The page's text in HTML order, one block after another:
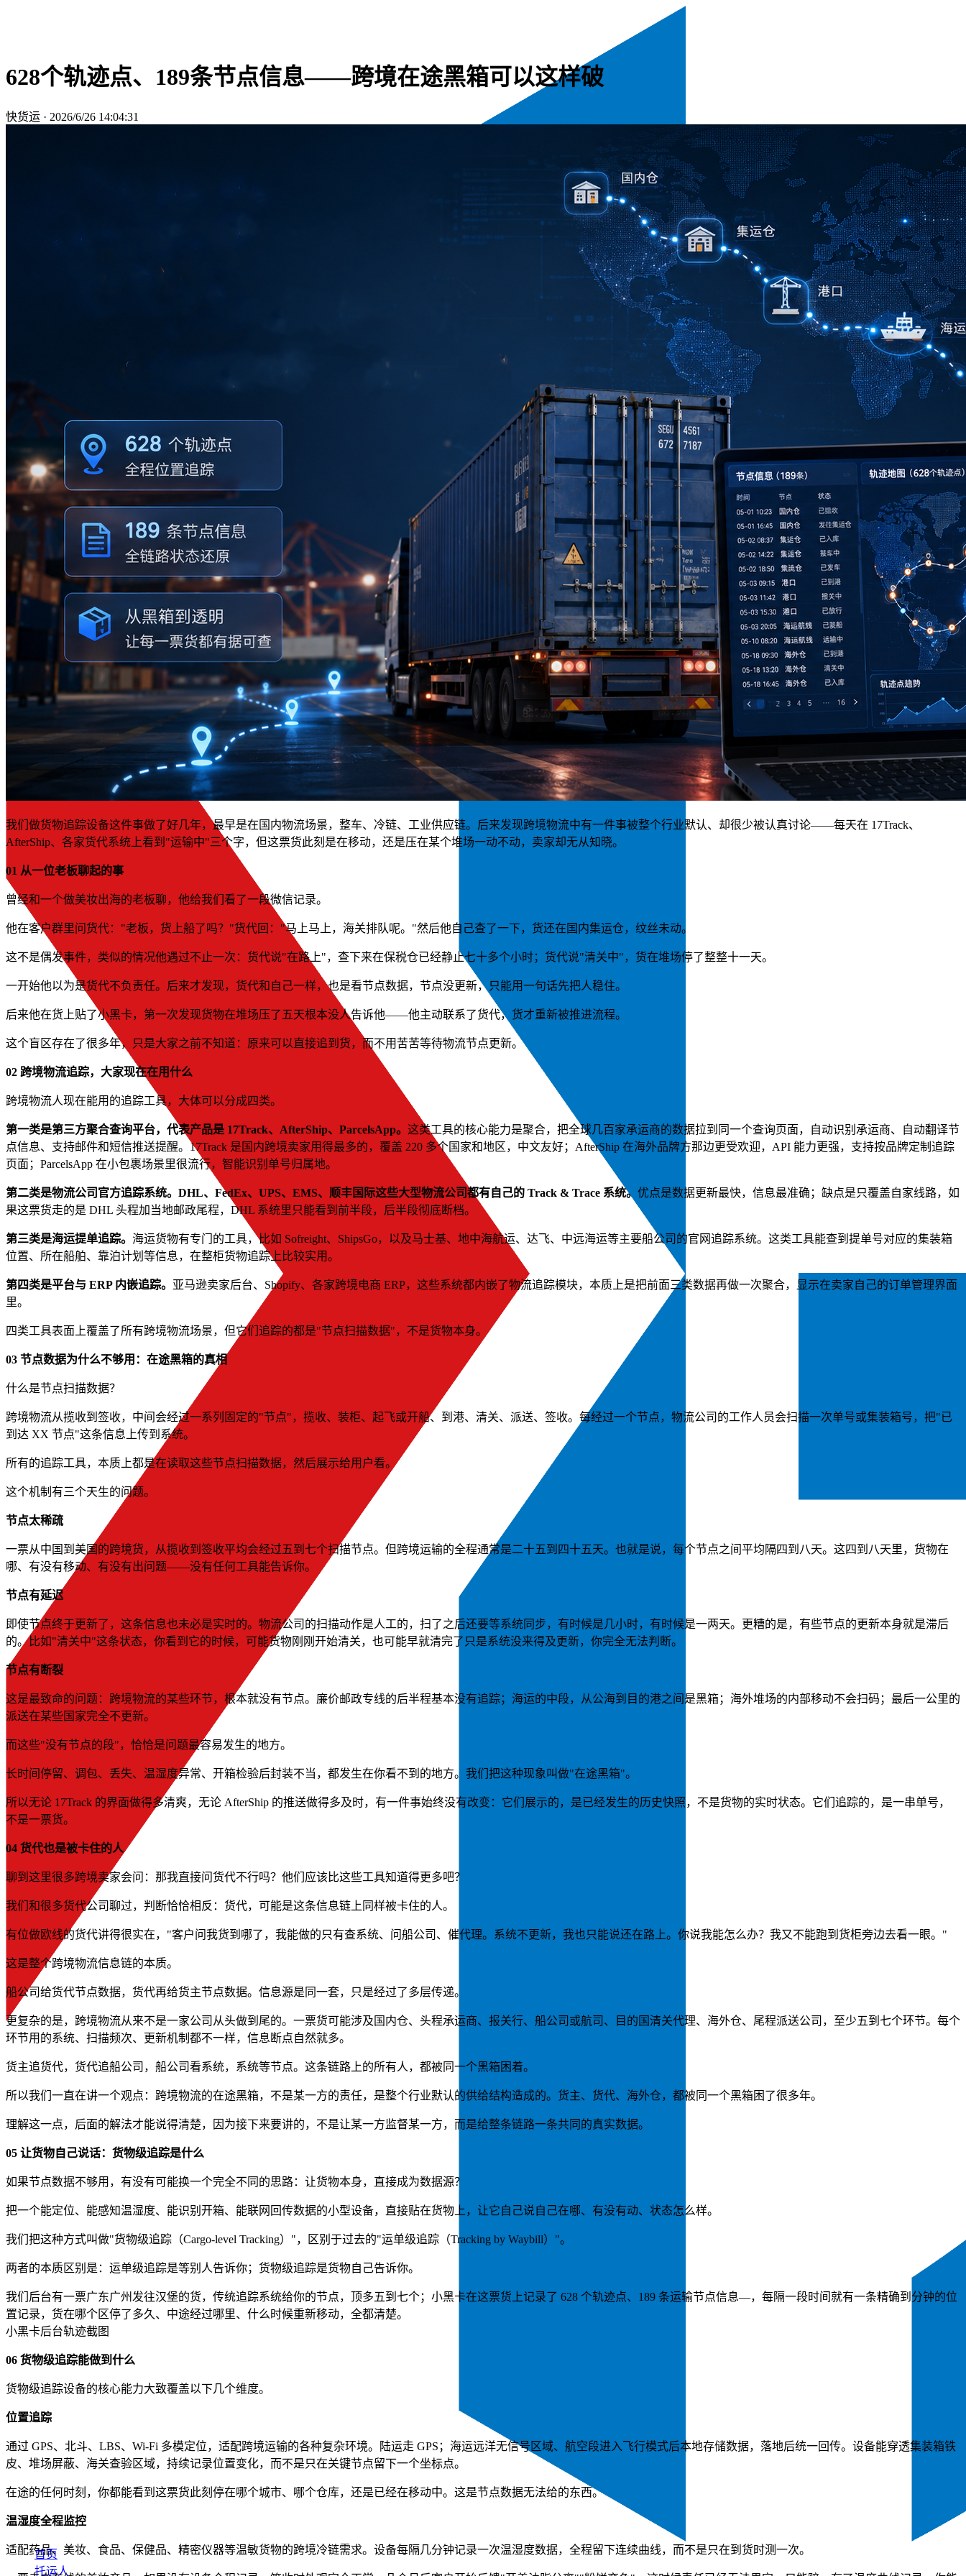
首页
托运人
628个轨迹点、189条节点信息——跨境在途黑箱可以这样破
快货运 · 2026/6/26 14:04:31
我们做货物追踪设备这件事做了好几年，最早是在国内物流场景，整车、冷链、工业供应链。后来发现跨境物流中有一件事被整个行业默认、却很少被认真讨论——每天在 17Track、
AfterShip、各家货代系统上看到"运输中"三个字，但这票货此刻是在移动，还是压在某个堆场一动不动，卖家却无从知晓。
01 从一位老板聊起的事
曾经和一个做美妆出海的老板聊，他给我们看了一段微信记录。
他在客户群里问货代："老板，货上船了吗？"货代回："马上马上，海关排队呢。"然后他自己查了一下，货还在国内集运仓，纹丝未动。
这不是偶发事件，类似的情况他遇过不止一次：货代说"在路上"，查下来在保税仓已经静止七十多个小时；货代说"清关中"，货在堆场停了整整十一天。
一开始他以为是货代不负责任。后来才发现，货代和自己一样，也是看节点数据，节点没更新，只能用一句话先把人稳住。
后来他在货上贴了小黑卡，第一次发现货物在堆场压了五天根本没人告诉他——他主动联系了货代，货才重新被推进流程。
这个盲区存在了很多年，只是大家之前不知道：原来可以直接追到货，而不用苦苦等待物流节点更新。
02 跨境物流追踪，大家现在在用什么
跨境物流人现在能用的追踪工具，大体可以分成四类。
第一类是第三方聚合查询平台，代表产品是 17Track、AfterShip、ParcelsApp。 这类工具的核心能力是聚合，把全球几百家承运商的数据拉到同一个查询页面，自动识别承运商、自动翻译节
点信息、支持邮件和短信推送提醒。17Track 是国内跨境卖家用得最多的，覆盖 220 多个国家和地区，中文友好；AfterShip 在海外品牌方那边更受欢迎，API 能力更强，支持按品牌定制追踪
页面；ParcelsApp 在小包裹场景里很流行，智能识别单号归属地。
第二类是物流公司官方追踪系统。DHL、FedEx、UPS、EMS、顺丰国际这些大型物流公司都有自己的 Track & Trace 系统。 优点是数据更新最快，信息最准确；缺点是只覆盖自家线路，如
果这票货走的是 DHL 头程加当地邮政尾程，DHL 系统里只能看到前半段，后半段彻底断档。
第三类是海运提单追踪。 海运货物有专门的工具，比如 Sofreight、ShipsGo，以及马士基、地中海航运、达飞、中远海运等主要船公司的官网追踪系统。这类工具能查到提单号对应的集装箱
位置、所在船舶、靠泊计划等信息，在整柜货物追踪上比较实用。
第四类是平台与 ERP 内嵌追踪。 亚马逊卖家后台、Shopify、各家跨境电商 ERP，这些系统都内嵌了物流追踪模块，本质上是把前面三类数据再做一次聚合，显示在卖家自己的订单管理界面
里。
四类工具表面上覆盖了所有跨境物流场景，但它们追踪的都是"节点扫描数据"，不是货物本身。
03 节点数据为什么不够用：在途黑箱的真相
什么是节点扫描数据？
跨境物流从揽收到签收，中间会经过一系列固定的"节点"，揽收、装柜、起飞或开船、到港、清关、派送、签收。每经过一个节点，物流公司的工作人员会扫描一次单号或集装箱号，把"已
到达 XX 节点"这条信息上传到系统。
所有的追踪工具，本质上都是在读取这些节点扫描数据，然后展示给用户看。
这个机制有三个天生的问题。
节点太稀疏
一票从中国到美国的跨境货，从揽收到签收平均会经过五到七个扫描节点。但跨境运输的全程通常是二十五到四十五天。也就是说，每个节点之间平均隔四到八天。这四到八天里，货物在
哪、有没有移动、有没有出问题——没有任何工具能告诉你。
节点有延迟
即使节点终于更新了，这条信息也未必是实时的。物流公司的扫描动作是人工的，扫了之后还要等系统同步，有时候是几小时，有时候是一两天。更糟的是，有些节点的更新本身就是滞后
的。比如"清关中"这条状态，你看到它的时候，可能货物刚刚开始清关，也可能早就清完了只是系统没来得及更新，你完全无法判断。
节点有断裂
这是最致命的问题：跨境物流的某些环节，根本就没有节点。廉价邮政专线的后半程基本没有追踪；海运的中段，从公海到目的港之间是黑箱；海外堆场的内部移动不会扫码；最后一公里的
派送在某些国家完全不更新。
而这些"没有节点的段"，恰恰是问题最容易发生的地方。
长时间停留、调包、丢失、温湿度异常、开箱检验后封装不当，都发生在你看不到的地方。我们把这种现象叫做"在途黑箱"。
所以无论 17Track 的界面做得多清爽，无论 AfterShip 的推送做得多及时，有一件事始终没有改变：它们展示的，是已经发生的历史快照，不是货物的实时状态。它们追踪的，是一串单号，
不是一票货。
04 货代也是被卡住的人
聊到这里很多跨境卖家会问：那我直接问货代不行吗？他们应该比这些工具知道得更多吧？
我们和很多货代公司聊过，判断恰恰相反：货代，可能是这条信息链上同样被卡住的人。
有位做欧线的货代讲得很实在，"客户问我货到哪了，我能做的只有查系统、问船公司、催代理。系统不更新，我也只能说还在路上。你说我能怎么办？我又不能跑到货柜旁边去看一眼。"
这是整个跨境物流信息链的本质。
船公司给货代节点数据，货代再给货主节点数据。信息源是同一套，只是经过了多层传递。
更复杂的是，跨境物流从来不是一家公司从头做到尾的。一票货可能涉及国内仓、头程承运商、报关行、船公司或航司、目的国清关代理、海外仓、尾程派送公司，至少五到七个环节。每个
环节用的系统、扫描频次、更新机制都不一样，信息断点自然就多。
货主追货代，货代追船公司，船公司看系统，系统等节点。这条链路上的所有人，都被同一个黑箱困着。
所以我们一直在讲一个观点：跨境物流的在途黑箱，不是某一方的责任，是整个行业默认的供给结构造成的。货主、货代、海外仓，都被同一个黑箱困了很多年。
理解这一点，后面的解法才能说得清楚，因为接下来要讲的，不是让某一方监督某一方，而是给整条链路一条共同的真实数据。
05 让货物自己说话：货物级追踪是什么
如果节点数据不够用，有没有可能换一个完全不同的思路：让货物本身，直接成为数据源？
把一个能定位、能感知温湿度、能识别开箱、能联网回传数据的小型设备，直接贴在货物上，让它自己说自己在哪、有没有动、状态怎么样。
我们把这种方式叫做"货物级追踪（Cargo-level Tracking）"，区别于过去的"运单级追踪（Tracking by Waybill）"。
两者的本质区别是：运单级追踪是等别人告诉你；货物级追踪是货物自己告诉你。
我们后台有一票广东广州发往汉堡的货，传统追踪系统给你的节点，顶多五到七个；小黑卡在这票货上记录了 628 个轨迹点、189 条运输节点信息—，每隔一段时间就有一条精确到分钟的位
置记录，货在哪个区停了多久、中途经过哪里、什么时候重新移动，全都清楚。
小黑卡后台轨迹截图
06 货物级追踪能做到什么
货物级追踪设备的核心能力大致覆盖以下几个维度。
位置追踪
通过 GPS、北斗、LBS、Wi-Fi 多模定位，适配跨境运输的各种复杂环境。陆运走 GPS；海运远洋无信号区域、航空段进入飞行模式后本地存储数据，落地后统一回传。设备能穿透集装箱铁
皮、堆场屏蔽、海关查验区域，持续记录位置变化，而不是只在关键节点留下一个坐标点。
在途的任何时刻，你都能看到这票货此刻停在哪个城市、哪个仓库，还是已经在移动中。这是节点数据无法给的东西。
温湿度全程监控
适配药品、美妆、食品、保健品、精密仪器等温敏货物的跨境冷链需求。设备每隔几分钟记录一次温湿度数据，全程留下连续曲线，而不是只在到货时测一次。